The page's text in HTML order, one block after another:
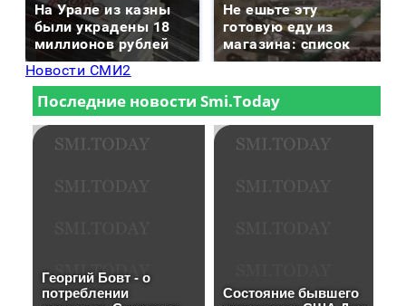
На Урале из казны
были украдены 18
миллионов рублей
Не ешьте эту
готовую еду из
магазина: список
Новости СМИ2